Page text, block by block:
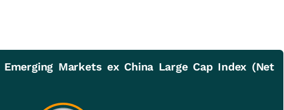
Markets ex China Large Cap Index (Net